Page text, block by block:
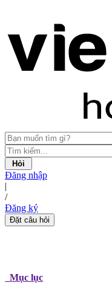
Hỏi
Đăng nhập
|
/
Đăng ký
Đặt câu hỏi
Mục lục